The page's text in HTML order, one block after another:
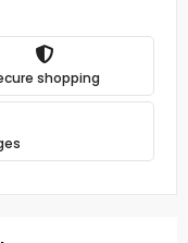
shopping